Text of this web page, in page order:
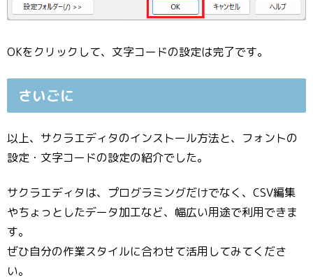
OKをクリックして、文字コードの設定は完了です。
さいごに
以上、サクラエディタのインストール方法と、フォントの
設定・文字コードの設定の紹介でした。
サクラエディタは、プログラミングだけでなく、CSV編集
やちょっとしたデータ加工など、幅広い用途で利用できま
す。
ぜひ自分の作業スタイルに合わせて活用してみてくださ
い。